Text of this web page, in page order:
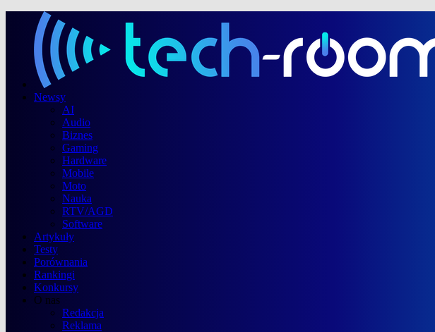
Newsy
AI
Audio
Biznes
Gaming
Hardware
Mobile
Moto
Nauka
RTV/AGD
Software
Artykuły
Testy
Porównania
Rankingi
Konkursy
O nas
Redakcja
Reklama